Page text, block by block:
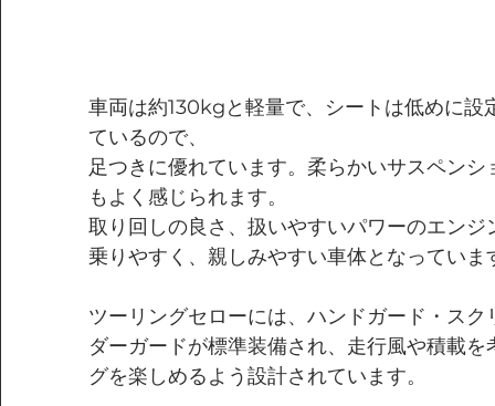
車両は約130kgと軽量で、シートは低めに設
ているので、
足つきに優れています。柔らかいサスペン
もよく感じられます。
取り回しの良さ、扱いやすいパワーのエン
乗りやすく、親しみやすい車体となっていま
ツーリングセローには、ハンドガード・ス
ダーガードが標準装備され、走行風や積載
グを楽しめるよう設計されています。